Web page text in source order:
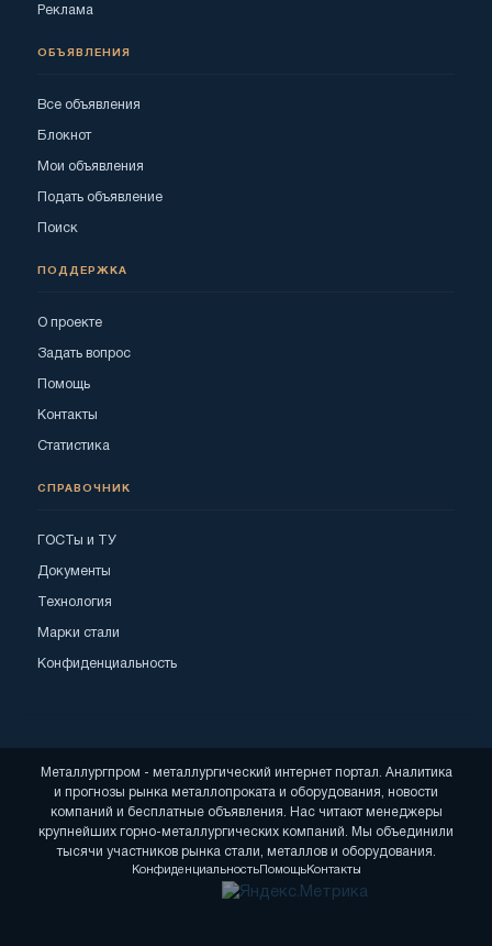
Реклама
ОБЪЯВЛЕНИЯ
Все объявления
Блокнот
Мои объявления
Подать объявление
Поиск
ПОДДЕРЖКА
О проекте
Задать вопрос
Помощь
Контакты
Статистика
СПРАВОЧНИК
ГОСТы и ТУ
Документы
Технология
Марки стали
Конфиденциальность
Металлургпром - металлургический интернет портал. Аналитика
и прогнозы рынка металлопроката и оборудования, новости
компаний и бесплатные объявления. Нас читают менеджеры
крупнейших горно-металлургических компаний. Мы объединили
тысячи участников рынка стали, металлов и оборудования.
КонфиденциальностьПомощьКонтакты